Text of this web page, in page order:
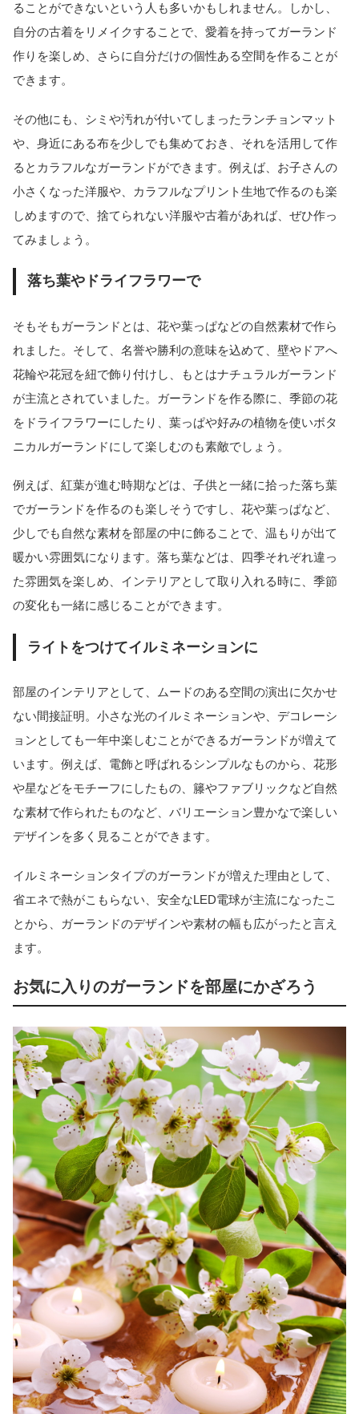
ることができないという人も多いかもしれません。しかし、
自分の古着をリメイクすることで、愛着を持ってガーランド
作りを楽しめ、さらに自分だけの個性ある空間を作ることが
できます。
その他にも、シミや汚れが付いてしまったランチョンマット
や、身近にある布を少しでも集めておき、それを活用して作
るとカラフルなガーランドができます。例えば、お子さんの
小さくなった洋服や、カラフルなプリント生地で作るのも楽
しめますので、捨てられない洋服や古着があれば、ぜひ作っ
てみましょう。
落ち葉やドライフラワーで
そもそもガーランドとは、花や葉っぱなどの自然素材で作ら
れました。そして、名誉や勝利の意味を込めて、壁やドアへ
花輪や花冠を紐で飾り付けし、もとはナチュラルガーランド
が主流とされていました。ガーランドを作る際に、季節の花
をドライフラワーにしたり、葉っぱや好みの植物を使いボタ
ニカルガーランドにして楽しむのも素敵でしょう。
例えば、紅葉が進む時期などは、子供と一緒に拾った落ち葉
でガーランドを作るのも楽しそうですし、花や葉っぱなど、
少しでも自然な素材を部屋の中に飾ることで、温もりが出て
暖かい雰囲気になります。落ち葉などは、四季それぞれ違っ
た雰囲気を楽しめ、インテリアとして取り入れる時に、季節
の変化も一緒に感じることができます。
ライトをつけてイルミネーションに
部屋のインテリアとして、ムードのある空間の演出に欠かせ
ない間接証明。小さな光のイルミネーションや、デコレーシ
ョンとしても一年中楽しむことができるガーランドが増えて
います。例えば、電飾と呼ばれるシンプルなものから、花形
や星などをモチーフにしたもの、籐やファブリックなど自然
な素材で作られたものなど、バリエーション豊かなで楽しい
デザインを多く見ることができます。
イルミネーションタイプのガーランドが増えた理由として、
省エネで熱がこもらない、安全なLED電球が主流になったこ
とから、ガーランドのデザインや素材の幅も広がったと言え
ます。
お気に入りのガーランドを部屋にかざろう